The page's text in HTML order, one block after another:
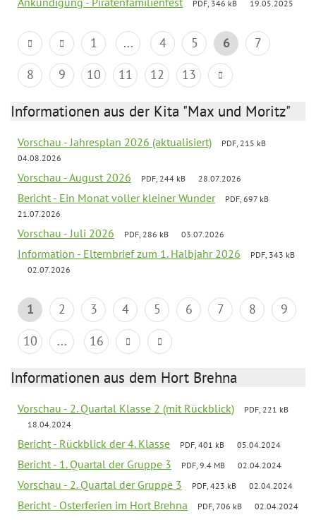
PDF, 346 kB 19.05.2025
1 ... 4 5 6
7
8
9 10 11 12 13
Informationen aus der Kita "Max und Moritz"
Vorschau - Jahresplan 2026 (aktualisiert)
PDF, 215 kB
04.08.2026
Vorschau - August 2026 PDF, 244 kB 28.07.2026
Bericht - Ein Monat voller kleiner Wunder
PDF, 697 kB
21.07.2026
Vorschau - Juli 2026 PDF, 286 kB 03.07.2026
Information - Elternbrief zum 1. Halbjahr 2026
PDF, 343 kB
02.07.2026
1 2 3 4 5 6 7 8
9
10
... 16
Informationen aus dem Hort Brehna
Vorschau - 2. Quartal Klasse 2 (mit Rückblick)
PDF, 221 kB
18.04.2024
Bericht - Rückblick der 4. Klasse PDF, 401 kB 05.04.2024
Bericht - 1. Quartal der Gruppe 3 PDF, 9.4 MB 02.04.2024
Vorschau - 2. Quartal der Gruppe 3 PDF, 423 kB 02.04.2024
Bericht - Osterferien im Hort Brehna PDF, 706 kB 02.04.2024